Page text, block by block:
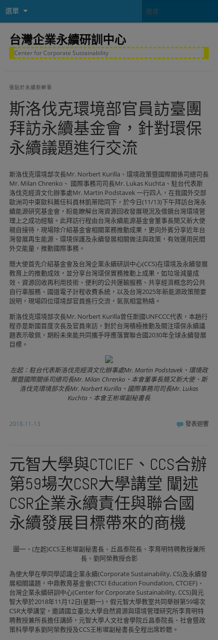
選單
台灣企業永續研訓中心
Center for Corporate Sustainability
張貼於永續新鮮事
斯洛伐克環境部官員訪臺團
拜訪永續基金會，針對環保
永續議題進行交流
斯洛伐克環境部次長Mr. Norbert Kurilla、環境政策暨國際關係司總司長
Mr. Milan Chrenko、 國際事務司司長Mr. Lukas Kuchta、駐台代表斯
洛伐克經濟文化辦事處Mr. Martin Podstavek 一行四人，在我國外交部
歐洲司中東歐科薦任科員林凱蒂陪同下，於今日(11/13)下午拜訪台灣永
續能源研究基金會，盼能瞭解台灣資源回收發展現況及借鏡台灣環境管
理上之成功經驗。此拜訪行程由台灣永續能源基金會董事長簡又新大使
親自接待，現場除介紹基金會相關業務推動成果，更向外賓分享近年台
灣發展再生能源、環境保護及永續發展相關做法與政策，有效運用民間
外交能量，推動國際事務。
簡大使首先介紹基金會及台灣企業永續研訓中心(CCS)在環境及永續發展
教育上的推動成效，並分享台灣環保實務推動上成果，如垃圾減量成
效、資源回收再利用技術、便利的公共運輸服務、共享經濟概念的公共
自行車服務、國道電子計程收費系統，以及台灣2025年新能源政策簡要
說明，現場四位環境部官員進行交流，氣氛相當熱絡。
斯洛伐克環境部次長Mr. Norbert Kurilla曾任斯國UNFCCC代表，本趟行
程亦是斯國首度次長及官員來訪，對於台灣積極推動及關注環保永續議
題表示敬佩，期盼未來能共同攜手呼應落實聯合國2030年全球永續發展
目標。
左起：駐台代表斯洛伐克經濟文化辦事處Mr. Martin Podstavek、環境政
策暨國際關係司總司長Mr. Milan Chrenko、本會董事長簡又新大使、斯
洛伐克環境部次長Mr. Norbert Kurilla、國際事務司司長Mr. Lukas
Kuchta、本會王彬墀副秘書長
2018-11-13 發表迴響
元智大學與CTCIEF、CCS合辦
第59場次CSR大學講堂 闡述
CSR企業永續責任與聯合國
永續發展目標帶來的商機
圖一、(左起)CCS王彬墀副秘書長、丘昌泰院長、李育明特聘教授兼所
長、劉阿榮教授合影
為使大學在學同學認識企業永續(Corporate Sustainability, CS)及永續發
展相關議題，中鼎教育基金會(CTCI Education Foundation, CTCIEF)、
台灣企業永續研訓中心(Center for Corporate Sustainability, CCS)與元
智大學於2018年11月12日(星期一)，假元智大學教室共同舉辦第59場次
CSR大學講堂，邀請國立臺北大學自然資源與環境管理研究所李育明特
聘教授兼所長擔任講師，元智大學人文社會學院丘昌泰院長、社會暨政
策科學學系劉阿榮教授及CCS王彬墀副秘書長全程出席聆聽。